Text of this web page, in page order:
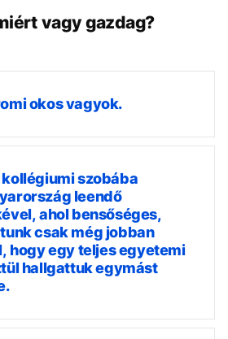
vagy gazdag?
okos vagyok.
szobába
leendő
ahol bensőséges,
csak még jobban
hogy egy teljes egyetemi
hallgattuk egymást